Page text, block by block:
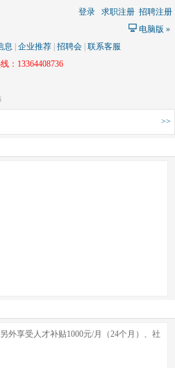
登录 求职注册 招聘注册
电脑版 »
息 企业推荐 招聘会 联系客服
：13364408736
>>
外享受人才补贴1000元/月（24个月）、社